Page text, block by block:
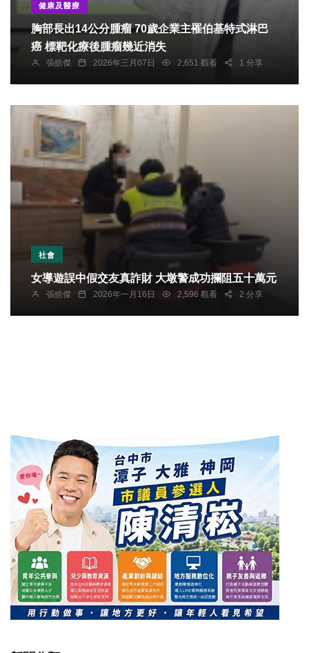
健康及醫療
胸部長出14公分腫瘤 70歲企業主罹伯基特式淋巴
癌 標靶化療後腫瘤幾近消失
張皓傑 2026年三月07日 2,651 觀看 1 分享
社會
女導遊誤中假交友真詐財 大墩警成功攔阻五十萬元
張皓傑 2026年一月16日 2,596 觀看 2 分享